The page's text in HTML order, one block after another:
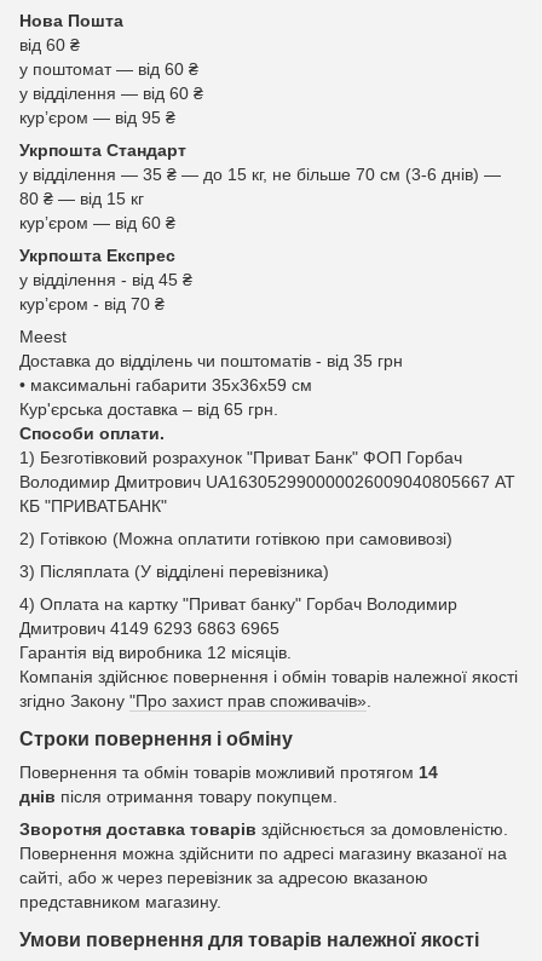
Нова Пошта
від 60 ₴
у поштомат — від 60 ₴
у відділення — від 60 ₴
курʼєром — від 95 ₴
Укрпошта Стандарт
у відділення — 35 ₴ — до 15 кг, не більше 70 см (3-6 днів) —
80 ₴ — від 15 кг
курʼєром — від 60 ₴
Укрпошта Експрес
у відділення - від 45 ₴
курʼєром - від 70 ₴
Meest
Доставка до відділень чи поштоматів - від 35 грн
• максимальні габарити 35x36x59 см
Кур'єрська доставка – від 65 грн.
Способи оплати.
1) Безготівковий розрахунок "Приват Банк" ФОП Горбач
Володимир Дмитрович UA163052990000026009040805667 АТ
КБ "ПРИВАТБАНК"
2) Готівкою (Можна оплатити готівкою при самовивозі)
3) Післяплата (У відділені перевізника)
4) Оплата на картку "Приват банку" Горбач Володимир
Дмитрович 4149 6293 6863 6965
Гарантія від виробника 12 місяців.
Компанія здійснює повернення і обмін товарів належної якості
згідно Закону "Про захист прав споживачів».
Строки повернення і обміну
Повернення та обмін товарів можливий протягом 14
днів після отримання товару покупцем.
Зворотня доставка товарів здійснюється за домовленістю.
Повернення можна здійснити по адресі магазину вказаної на
сайті, або ж через перевізник за адресою вказаною
представником магазину.
Умови повернення для товарів належної якості